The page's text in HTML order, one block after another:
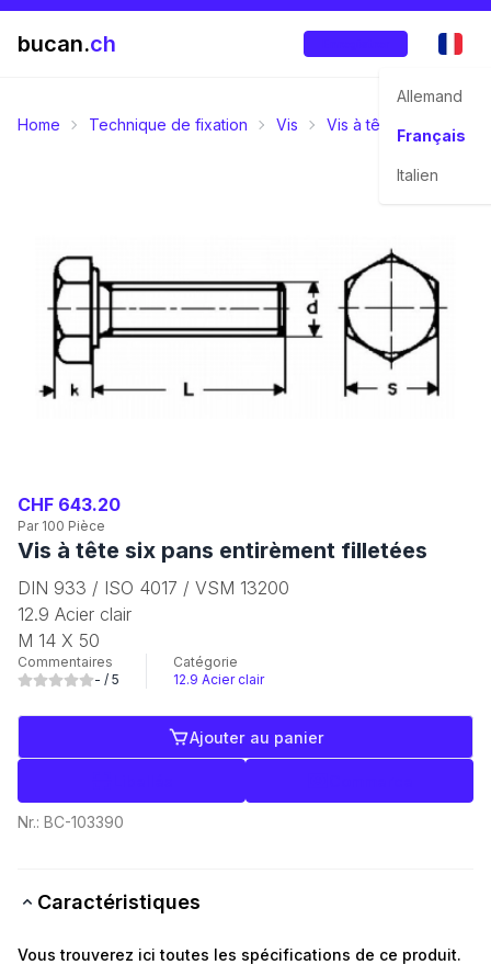
bucan.ch
Allemand
Français
Italien
Home Technique de fixation Vis Vis à tête six pans
CHF 643.20
Par 100 Pièce
Vis à tête six pans entirèment filletées
DIN 933 / ISO 4017 / VSM 13200
12.9 Acier clair
M 14 X 50
Commentaires
- / 5
Catégorie
12.9 Acier clair
Ajouter au panier
Nr.: BC-103390
Caractéristiques
Vous trouverez ici toutes les spécifications de ce produit.